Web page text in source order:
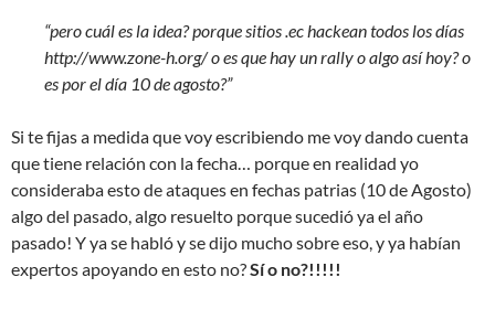
“pero cuál es la idea? porque sitios .ec hackean todos los días
http://www.zone-h.org/ o es que hay un rally o algo así hoy? o
es por el día 10 de agosto?”
Si te fijas a medida que voy escribiendo me voy dando cuenta
que tiene relación con la fecha… porque en realidad yo
consideraba esto de ataques en fechas patrias (10 de Agosto)
algo del pasado, algo resuelto porque sucedió ya el año
pasado! Y ya se habló y se dijo mucho sobre eso, y ya habían
expertos apoyando en esto no?Sí o no?!!!!!